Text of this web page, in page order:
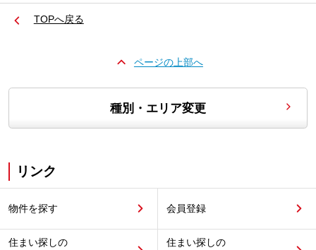
TOPへ戻る
ページの上部へ
種別・エリア変更
リンク
物件を探す 会員登録
住まい探しの
住まい探しの